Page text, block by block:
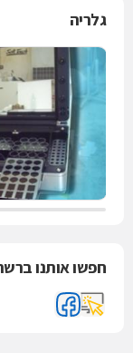
גלריה
חפשו אותנו